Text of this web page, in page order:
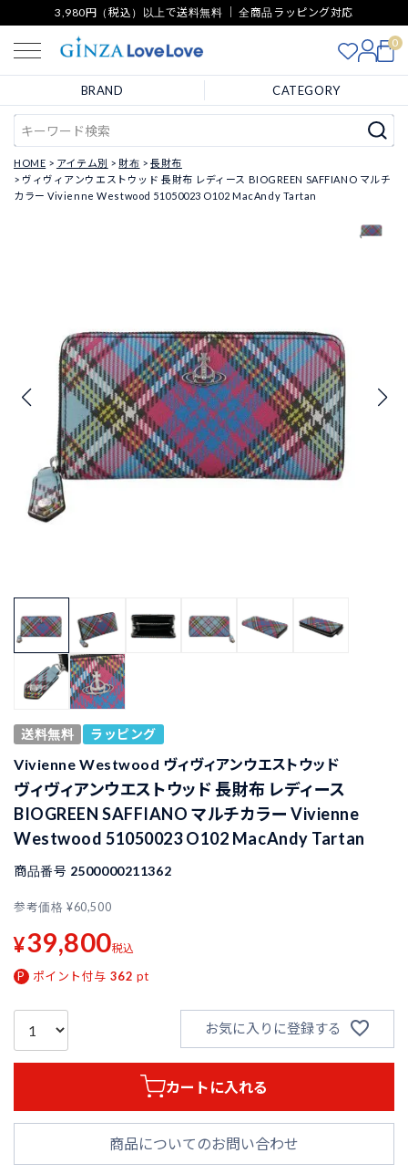
3,980円（税込）以上で送料無料 ｜ 全商品ラッピング対応
0
BRAND CATEGORY
HOME アイテム別 財布
長財布
ヴィヴィアンウエストウッド 長財布 レディース BIOGREEN SAFFIANO マルチ
カラー Vivienne Westwood 51050023 O102 MacAndy Tartan
送料無料 ラッピング
Vivienne Westwood ヴィヴィアンウエストウッド
ヴィヴィアンウエストウッド 長財布 レディース
BIOGREEN SAFFIANO マルチカラー Vivienne
Westwood 51050023 O102 MacAndy Tartan
商品番号 2500000211362
参考価格 ¥60,500
¥39,800税込
ポイント付与 362 pt
お気に入りに登録する
カートに入れる
商品についてのお問い合わせ